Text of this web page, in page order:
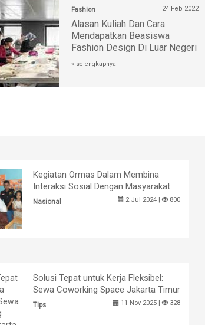
Fashion 24 Feb 2022
Alasan Kuliah Dan Cara
Mendapatkan Beasiswa
Fashion Design Di Luar Negeri
» selengkapnya
Kegiatan Ormas Dalam Membina
Interaksi Sosial Dengan Masyarakat
Nasional 2 Jul 2024 | 800
Solusi Tepat untuk Kerja Fleksibel:
Sewa Coworking Space Jakarta Timur
Tips 11 Nov 2025 | 328